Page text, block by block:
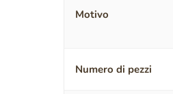
Motivo
Numero di pezzi